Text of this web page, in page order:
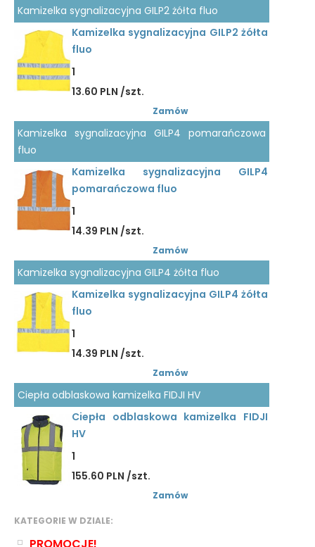
KATEGORIE W DZIALE:
Kamizelka sygnalizacyjna GILP2 żółta fluo
Kamizelka sygnalizacyjna GILP2 żółta
fluo
1
13.60 PLN /szt.
Zamów
Kamizelka sygnalizacyjna GILP4 pomarańczowa
fluo
Kamizelka sygnalizacyjna GILP4
pomarańczowa fluo
1
14.39 PLN /szt.
Zamów
Kamizelka sygnalizacyjna GILP4 żółta fluo
Kamizelka sygnalizacyjna GILP4 żółta
fluo
1
14.39 PLN /szt.
Zamów
Ciepła odblaskowa kamizelka FIDJI HV
Ciepła odblaskowa kamizelka FIDJI
HV
1
155.60 PLN /szt.
Zamów